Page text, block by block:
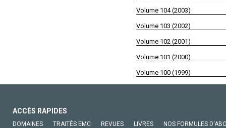
Volume 104 (2003)
Volume 103 (2002)
Volume 102 (2001)
Volume 101 (2000)
Volume 100 (1999)
ACCÈS RAPIDES
DOMAINES TRAITÉS EMC REVUES LIVRES NOS FORMULES